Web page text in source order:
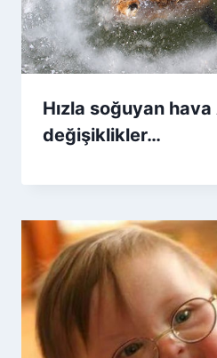
Hızla soğuyan hava
değişiklikler…